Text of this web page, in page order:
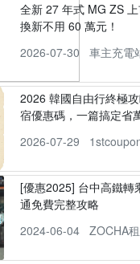
全新 27 年式 MG ZS
換新不用 60 萬元！
2026-07-30
車主充電
2026 韓國自由行終極
宿優惠碼，一篇搞定省
2026-07-29
[優惠2025] 台中高鐵轉
通免費完整攻略
2024-06-04
ZOCHA